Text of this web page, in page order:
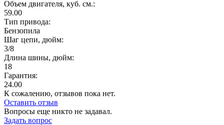
Объем двигателя, куб. см.:
59.00
Тип привода:
Бензопила
Шаг цепи, дюйм:
3/8
Длина шины, дюйм:
18
Гарантия:
24.00
К сожалению, отзывов пока нет.
Оставить отзыв
Вопросы еще никто не задавал.
Задать вопрос